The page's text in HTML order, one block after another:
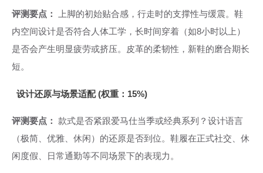
评测要点：
上脚的初始贴合感，行走时的支撑性与缓震。鞋
内空间设计是否符合人体工学，长时间穿着（如8小时以上）
是否会产生明显疲劳或挤压。皮革的柔韧性，新鞋的磨合期长
短。
设计还原与场景适配 (权重：15%)
评测要点： 款式是否紧跟爱马仕当季或经典系列？设计语言
（极简、优雅、休闲）的还原是否到位。鞋履在正式社交、休
闲度假、日常通勤等不同场景下的表现力。